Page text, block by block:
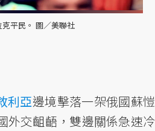
平民。 圖／美聯社
利亞邊境擊落一架俄國蘇愷
外交齟齬，雙邊關係急速冷